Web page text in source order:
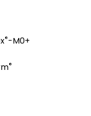
®-M0+
®